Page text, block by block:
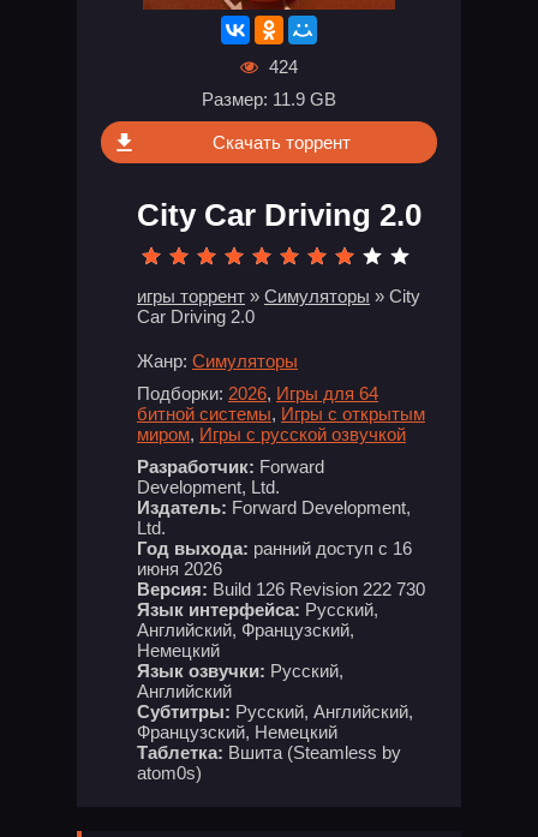
424
Размер: 11.9 GB
Скачать торрент
City Car Driving 2.0
игры торрент » Симуляторы » City
Car Driving 2.0
Жанр: Симуляторы
Подборки: 2026, Игры для 64
битной системы, Игры с открытым
миром, Игры с русской озвучкой
Разработчик: Forward
Development, Ltd.
Издатель: Forward Development,
Ltd.
Год выхода: ранний доступ с 16
июня 2026
Версия: Build 126 Revision 222 730
Язык интерфейса: Русский,
Английский, Французский,
Немецкий
Язык озвучки: Русский,
Английский
Субтитры: Русский, Английский,
Французский, Немецкий
Таблетка: Вшита (Steamless by
atom0s)